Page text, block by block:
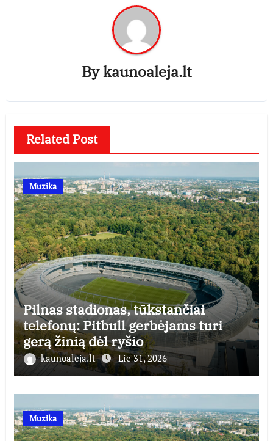
Bykaunoaleja.lt
Related Post
Muzika
Pilnas stadionas, tūkstančiai
telefonų: Pitbull gerbėjams turi
gerą žinią dėl ryšio
kaunoaleja.lt Lie 31, 2026
Muzika